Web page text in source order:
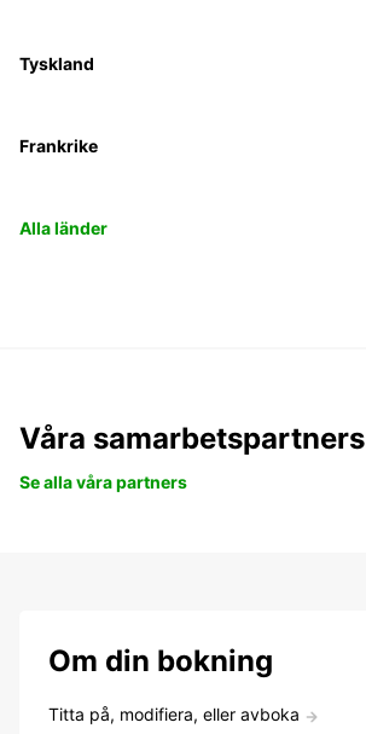
Tyskland
Frankrike
Alla länder
Våra samarbetspartners
Se alla våra partners
Om din bokning
Titta på, modifiera, eller avboka